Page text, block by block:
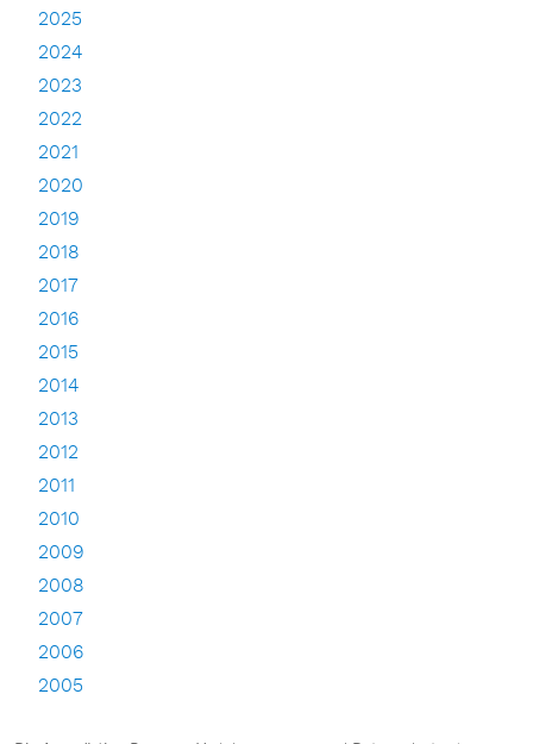
2025
2024
2023
2022
2021
2020
2019
2018
2017
2016
2015
2014
2013
2012
2011
2010
2009
2008
2007
2006
2005